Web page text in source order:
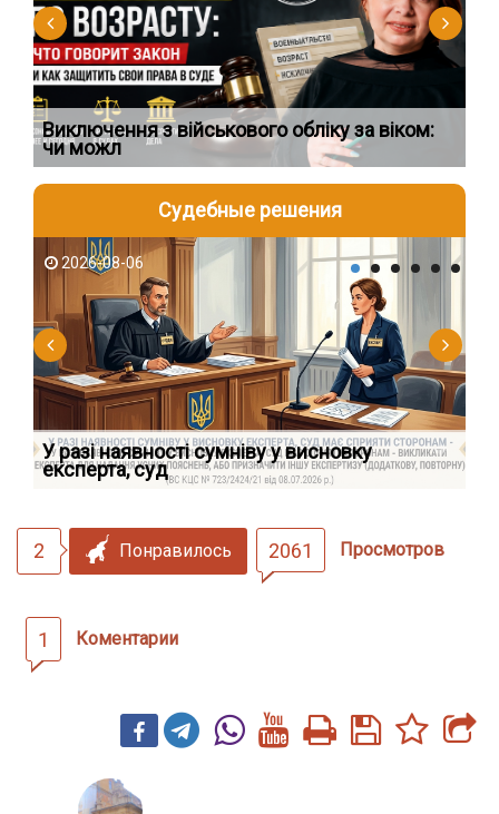
Виключення з військового обліку за віком:
чи можл
Судебные решения
2026-08-06
У разі наявності сумніву у висновку
експерта, суд
2 Понравилось 2061 Просмотров
1 Коментарии